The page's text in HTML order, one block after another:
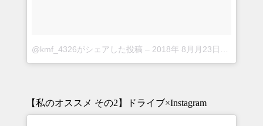
@kmf_4326がシェアした投稿 – 2018年 8月月23日午前5時04分PDT
【私のオススメ その2】ドライブ×Instagram